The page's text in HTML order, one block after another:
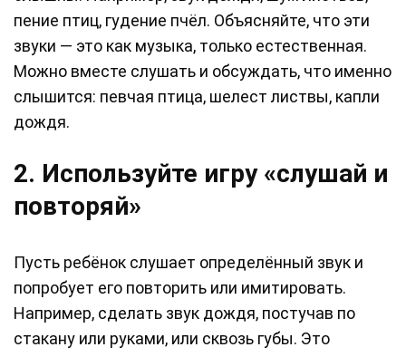
пение птиц, гудение пчёл. Объясняйте, что эти
звуки — это как музыка, только естественная.
Можно вместе слушать и обсуждать, что именно
слышится: певчая птица, шелест листвы, капли
дождя.
2. Используйте игру «слушай и
повторяй»
Пусть ребёнок слушает определённый звук и
попробует его повторить или имитировать.
Например, сделать звук дождя, постучав по
стакану или руками, или сквозь губы. Это